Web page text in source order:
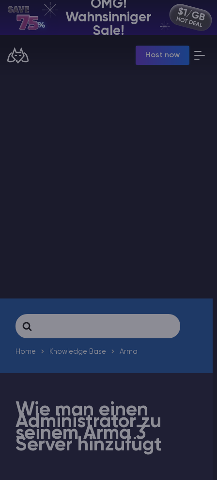
OMG!
Wahnsinniger
Sale!
Host now
DE | USD
Manage your servers & payments
Search
For
Home Knowledge Base Arma
Wie man einen
Administrator zu
seinem Arma 3
Server hinzufügt